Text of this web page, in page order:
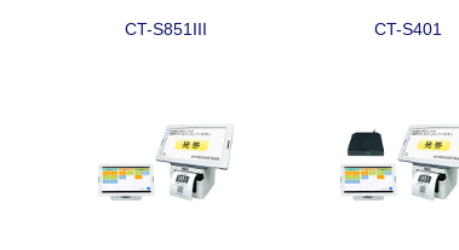
CT-S851III CT-S401